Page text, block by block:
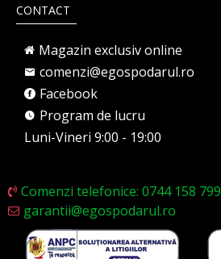
CONTACT
Magazin exclusiv online
comenzi@egospodarul.ro
Facebook
Program de lucru
Luni-Vineri 9:00 - 19:00
Comenzi telefonice: 0744 158 799
garantii@egospodarul.ro